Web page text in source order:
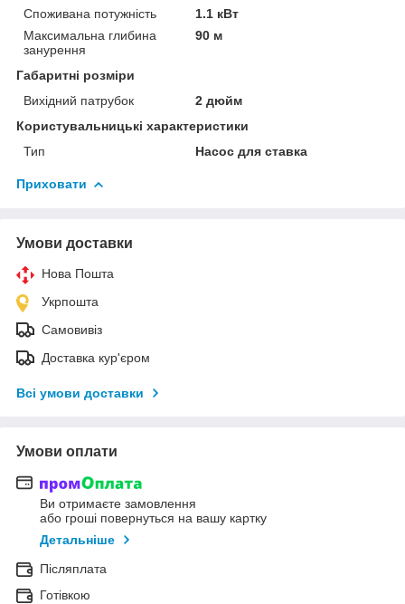
Споживана потужність
1.1 кВт
Максимальна глибина
занурення
90 м
Габаритні розміри
Вихідний патрубок
2 дюйм
Користувальницькі характеристики
Тип
Насос для ставка
Приховати
Умови доставки
Нова Пошта
Укрпошта
Самовивіз
Доставка кур'єром
Всі умови доставки
Умови оплати
Ви отримаєте замовлення
або гроші повернуться на вашу картку
Детальніше
Післяплата
Готівкою